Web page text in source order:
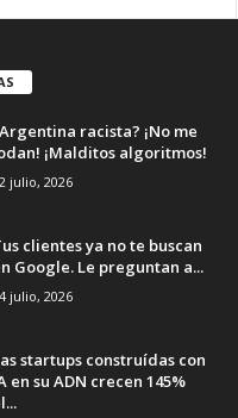
racista? ¡No me
¡Malditos algoritmos!
julio, 2026
clientes ya no te buscan
Google. Le preguntan a...
julio, 2026
startups construídas con
en su ADN crecen 145%